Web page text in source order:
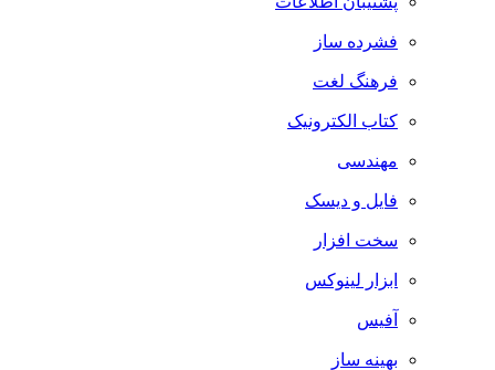
فشرده ساز
فرهنگ لغت
کتاب الکترونیک
مهندسی
فایل و دیسک
سخت افزار
ابزار لینوکس
آفیس
بهینه ساز